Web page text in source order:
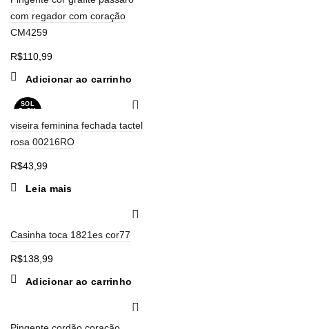
com regador com coração
CM4259
R$110,99
Adicionar ao carrinho
SOL
D OU
viseira feminina fechada tactel
rosa 00216RO
R$43,99
Leia mais
Casinha toca 1821es cor77
R$138,99
Adicionar ao carrinho